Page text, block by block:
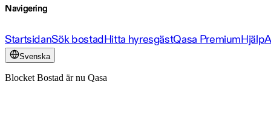
Navigering
StartsidanSök bostadHitta hyresgästQasa PremiumHjälp
Svenska
Blocket Bostad är nu Qasa